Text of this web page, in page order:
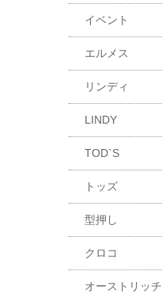
イベント
エルメス
リンディ
LINDY
TOD`S
トッズ
型押し
クロコ
オーストリッチ